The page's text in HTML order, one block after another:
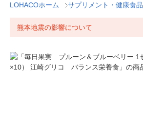
LOHACOホーム サプリメント・健康食品
熊本地震の影響について